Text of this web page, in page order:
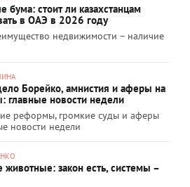
бума: стоит ли казахстанцам
в ОАЭ в 2026 году
недвижимости – наличие
Борейко, амнистия и аферы на
главные новости недели
реформы, громкие суды и аферы
новости недели
закон есть, системы –